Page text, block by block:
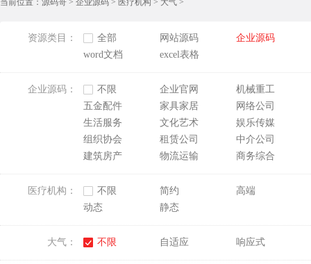
当前位置： 源码哥 > 企业源码 > 医疗机构 > 大气 >
资源类目： 全部 网站源码
企业源码
word文档
excel表格
企业源码： 不限 企业官网
机械重工
五金配件
家具家居
网络公司
生活服务
文化艺术
娱乐传媒
组织协会
租赁公司
中介公司
建筑房产
物流运输 商务综合
医疗机构： 不限 简约
高端
动态
静态
大气： 不限 自适应 响应式